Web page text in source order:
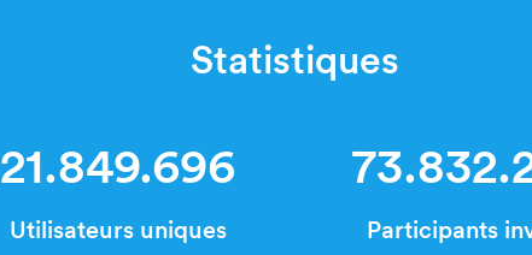
Statistiques
21.849.696
Utilisateurs uniques Participants